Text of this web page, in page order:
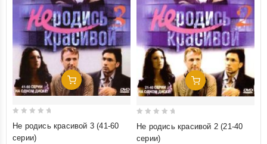
Добавить В Корзину
out
Не родись красивой 3 (41-60
серии)
Добавить В Корзину
out
Не родись красивой 2 (21-40
серии)